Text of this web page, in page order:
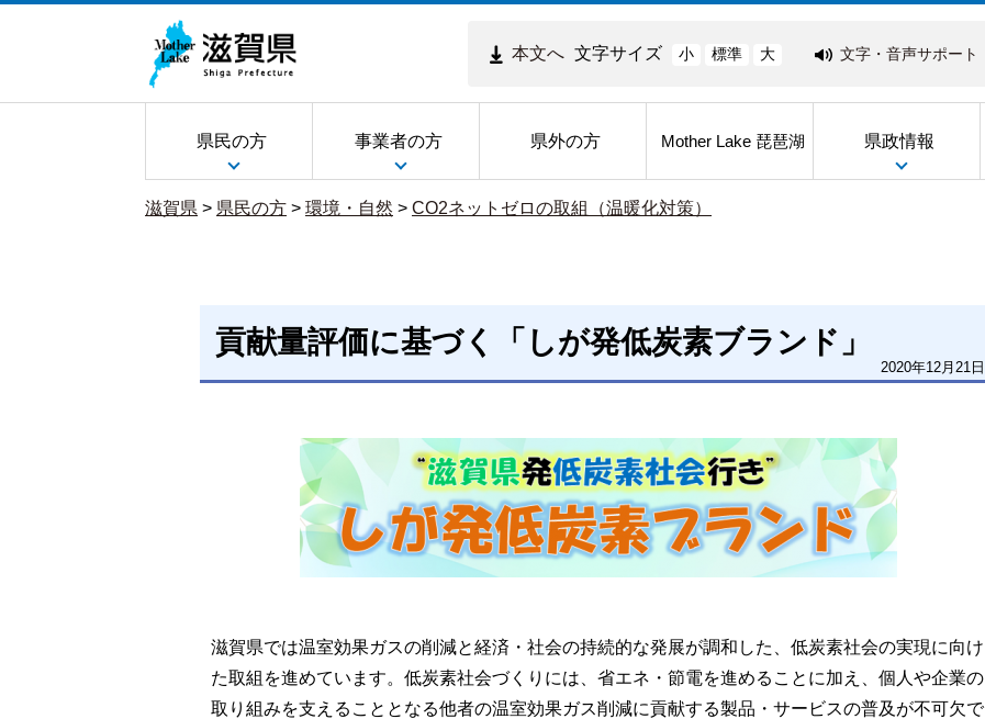
本文へ 文字サイズ 小 標準 大 文字・音声サポート
県民の方 事業者の方 県外の方 Mother Lake 琵琶湖 県政情報
滋賀県 > 県民の方 > 環境・自然 > CO2ネットゼロの取組（温暖化対策）
貢献量評価に基づく「しが発低炭素ブランド」
2020年12月21日
滋賀県では温室効果ガスの削減と経済・社会の持続的な発展が調和した、低炭素社会の実現に向け
た取組を進めています。低炭素社会づくりには、省エネ・節電を進めることに加え、個人や企業の
取り組みを支えることとなる他者の温室効果ガス削減に貢献する製品・サービスの普及が不可欠で